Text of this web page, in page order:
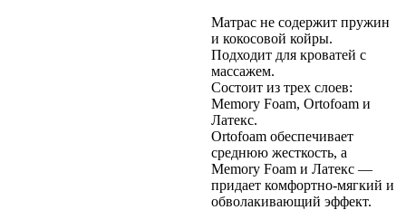
Матрас не содержит пружин
и кокосовой койры.
Подходит для кроватей с
массажем.
Состоит из трех слоев:
Memory Foam, Ortofoam и
Латекс.
Ortofoam обеспечивает
среднюю жесткость, а
Memory Foam и Латекс —
придает комфортно-мягкий и
обволакивающий эффект.